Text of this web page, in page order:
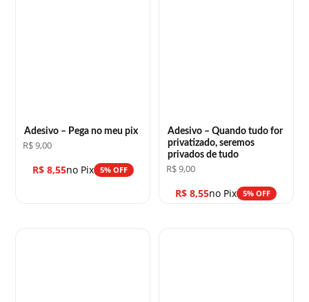
Adesivo – Pega no meu pix
R$9,00
R$8,55no Pix 5% OFF
Adesivo – Quando tudo for
privatizado, seremos
privados de tudo
R$9,00
R$ 8,55no Pix 5% OFF